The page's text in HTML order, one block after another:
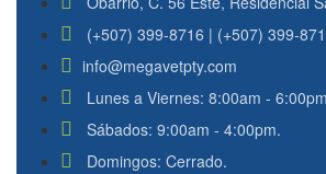
(+507) 399-8716 | (+507) 399-
info@megavetpty.com
Lunes a Viernes: 8:00am -
Sábados: 9:00am - 4:00pm.
Domingos: Cerrado.